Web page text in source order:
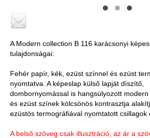
A Modern collection B 116 karácsonyi
tulajdonságai:
Fehér papír, kék, ezüst színnel és ezüst
nyomtatva. A képeslap külső lapját díszítő,
dombornyomással is hangsúlyozott
és ezüst színek kölcsönös kontrasztja
ezüstös termográfiával nyomtatott csillagok
A belső szöveg csak illusztráció, az ár a